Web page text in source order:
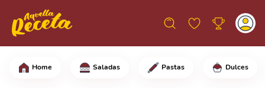
Home Saladas Pastas Dulces